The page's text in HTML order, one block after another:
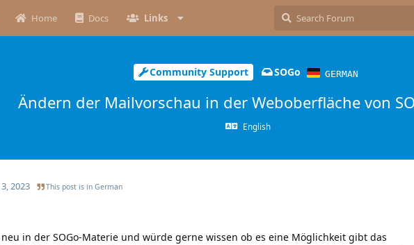
Home Docs Links
Community Support SOGo GERMAN
Ändern der Mailvorschau in der Weboberfläche von
English
2023 This post is in German
in der SOGo-Materie und würde gerne wissen ob es eine Möglichkeit gibt das